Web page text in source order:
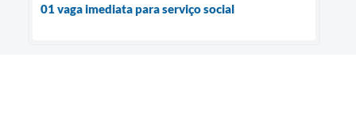
01 vaga imediata para serviço social